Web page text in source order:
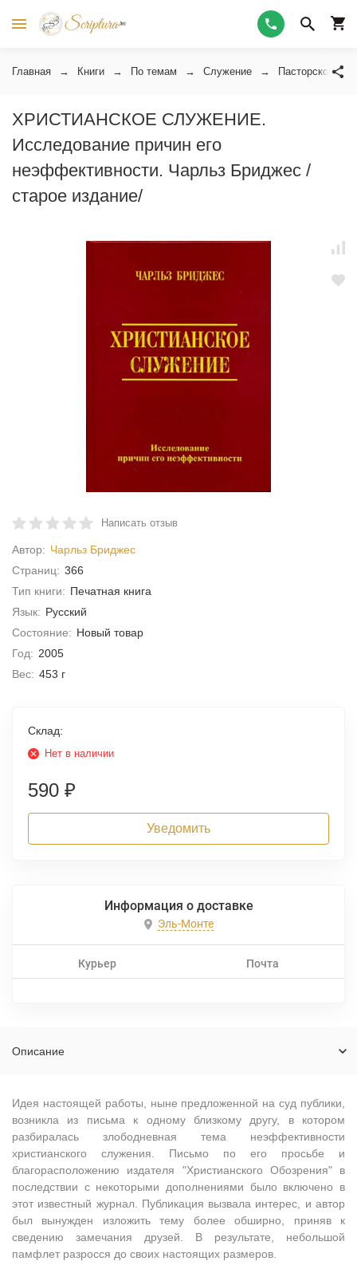
Главная Книги По темам Служение Пасторское
ХРИСТИАНСКОЕ СЛУЖЕНИЕ.
Исследование причин его
неэффективности. Чарльз Бриджес /
старое издание/
Написать отзыв
Автор: Чарльз Бриджес
Cтраниц: 366
Тип книги: Печатная книга
Язык: Русский
Состояние: Новый товар
Год: 2005
Вес: 453 г
Склад:
Нет в наличии
590 ₽
Уведомить
Информация о доставке
Эль-Монте
Курьер Почта
Описание
Идея настоящей работы, ныне предложенной на суд публики,
возникла из письма к одному близкому другу, в котором
разбиралась злободневная тема неэффективности
христианского служения. Письмо по его просьбе и
благорасположению издателя "Христианского Обозрения" в
последствии с некоторыми дополнениями было включено в
этот известный журнал. Публикация вызвала интерес, и автор
был вынужден изложить тему более обширно, приняв к
сведению замечания друзей. В результате, небольшой
памфлет разросся до своих настоящих размеров.